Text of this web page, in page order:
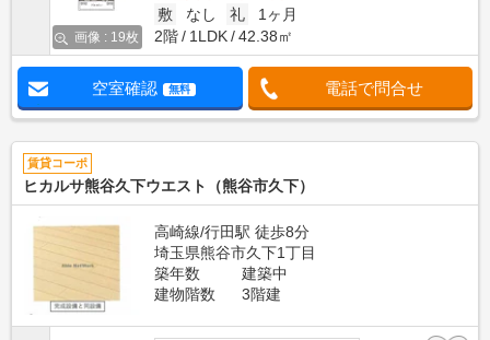
画像 : 19枚
敷
なし 礼
1ヶ月
2階
1LDK 42.38㎡
空室確認 無料 電話で問合せ
賃貸コーポ
ヒカルサ熊谷久下ウエスト（熊谷市久下）
高崎線/行田駅 徒歩8分
埼玉県熊谷市久下1丁目
築年数
建築中
建物階数
3階建